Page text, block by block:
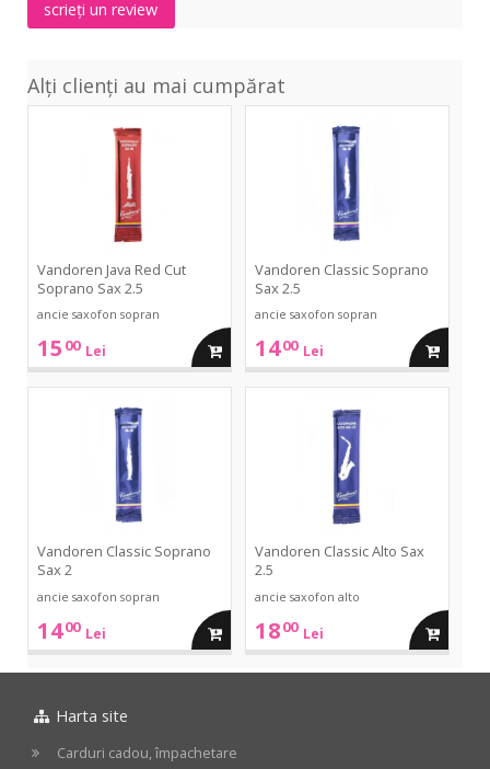
scrieți un review
Alți clienți au mai cumpărat
Vandoren Java Red Cut
Soprano Sax 2.5
ancie saxofon sopran
15 00 Lei adauga
Vandoren Classic Soprano
Sax 2.5
ancie saxofon sopran
1400 Lei adauga
Vandoren Classic Soprano
Sax 2
ancie saxofon sopran
1400 Lei adauga
in
Vandoren Classic Alto Sax
2.5
ancie saxofon alto
1800 Lei adauga
in
Harta site
Carduri cadou, împachetare